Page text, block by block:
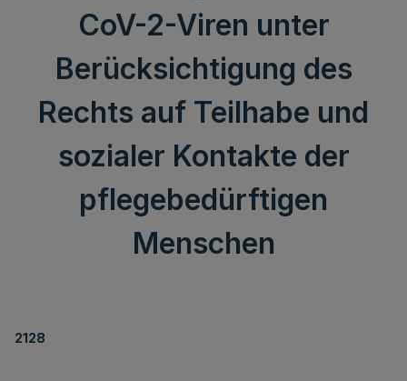
CoV-2-Viren unter
Berücksichtigung des
Rechts auf Teilhabe und
sozialer Kontakte der
pflegebedürftigen
Menschen
2128